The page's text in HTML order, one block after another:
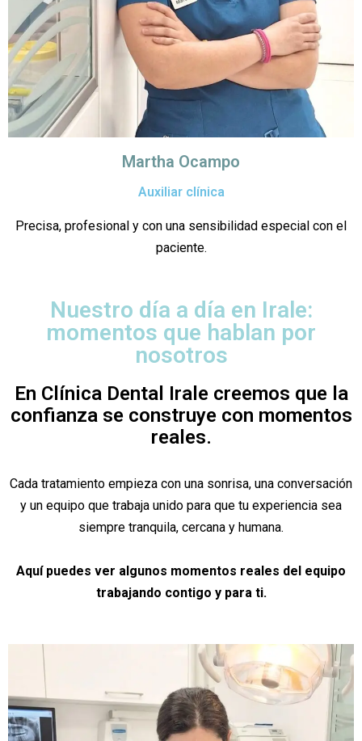
Martha Ocampo
Auxiliar clínica
Precisa, profesional y con una sensibilidad especial con el
paciente.
Nuestro día a día en Irale:
momentos que hablan por
nosotros
En Clínica Dental Irale creemos que la
confianza se construye con momentos
reales.
Cada tratamiento empieza con una sonrisa, una conversación
y un equipo que trabaja unido para que tu experiencia sea
siempre tranquila, cercana y humana.
Aquí puedes ver algunos momentos reales del equipo
trabajando contigo y para ti.